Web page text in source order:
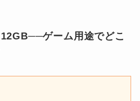
ゲーム用途でどこ